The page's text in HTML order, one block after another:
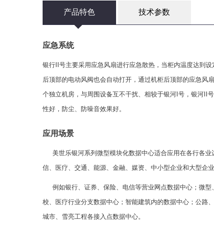
产品特色 技术参数
应急系统
银行II号主要采用应急风扇进行应急散热，当柜内温度达到
后顶部的电动风阀也会自动打开，通过机柜后顶部的应急风
个独立机房，与周围设备互不干扰、相较于银河I号，银河II
性好，防尘、防噪音效果好。
应用场景
美世乐银河系列微型模块化数据中心适合应用在各行各
信、医疗、交通、能源、金融、媒资、中小型企业和大型企业
例如银行、证券、保险、电信等营业网点数据中心；微
校、医疗行业分支数据中心；智能建筑内的数据中心；公路
城市、雪亮工程各接入点数据中心。